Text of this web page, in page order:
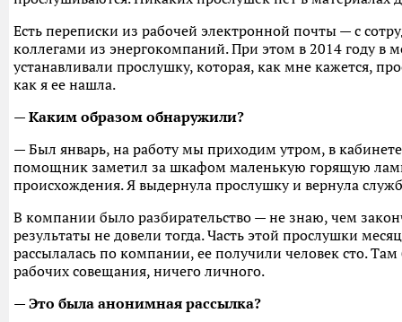
Есть переписки из рабочей электронной почты — с
коллегами из энергокомпаний. При этом в 2014 году в
устанавливали прослушку, которая, как мне кажется,
как я ее нашла.
— Каким образом обнаружили?
— Был январь, на работу мы приходим утром, в
помощник заметил за шкафом маленькую горящую
происхождения. Я выдернула прослушку и вернула
В компании было разбирательство — не знаю, чем
результаты не довели тогда. Часть этой прослушки
рассылалась по компании, ее получили человек сто.
рабочих совещания, ничего личного.
— Это была анонимная рассылка?